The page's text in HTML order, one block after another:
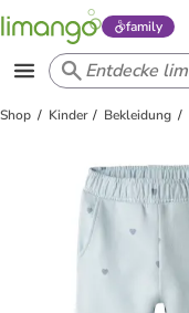
family
Shop Kinder Bekleidung